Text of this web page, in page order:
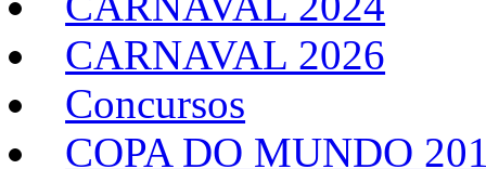
CARNAVAL 2026
Concursos
COPA DO MUNDO